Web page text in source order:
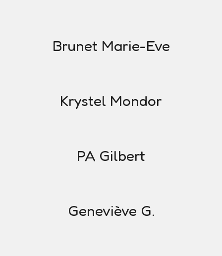
Brunet Marie-Eve
Krystel Mondor
PA Gilbert
Geneviève G.